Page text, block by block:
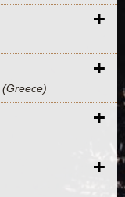
+
(Greece) +
+
+